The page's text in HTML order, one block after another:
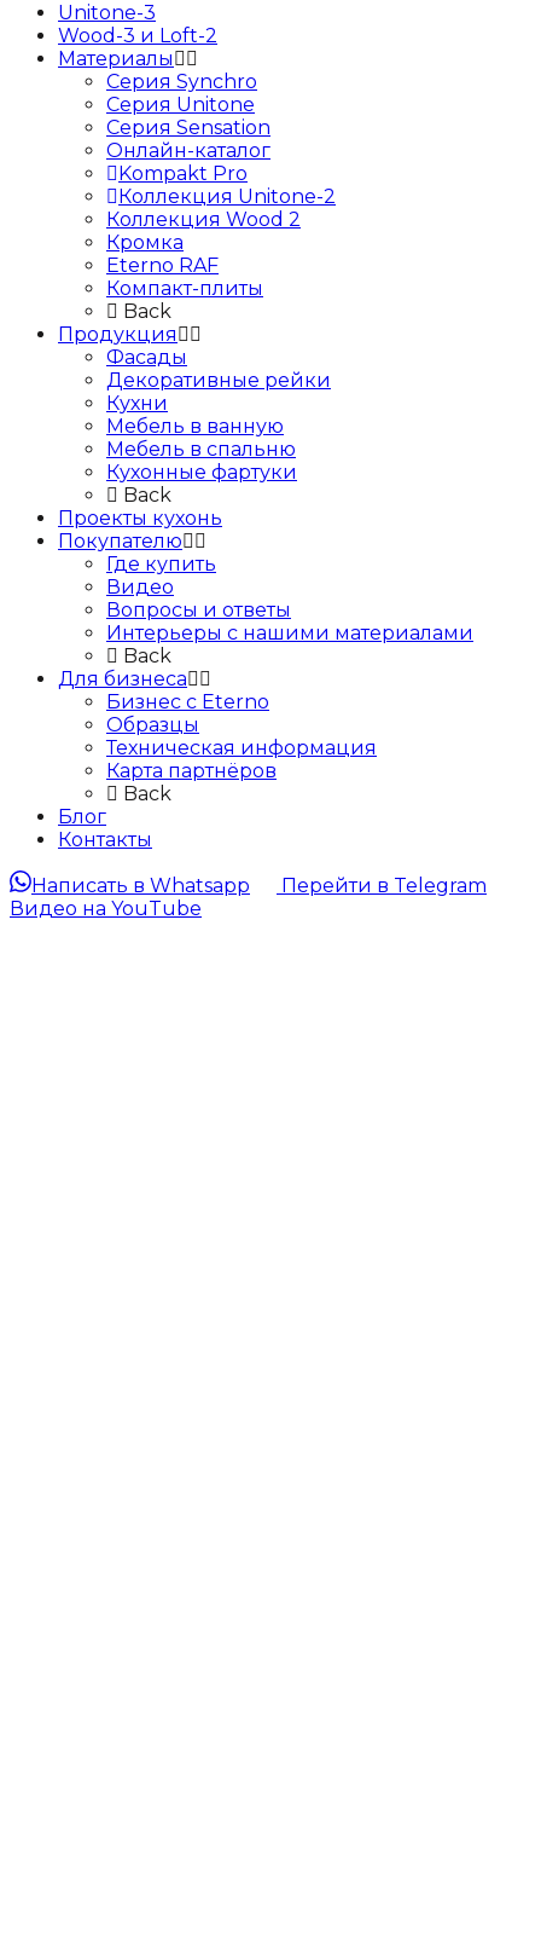
Unitone-3
Wood-3 и Loft-2
Материалы
Серия Synchro
Серия Unitone
Серия Sensation
Онлайн-каталог
Kompakt Pro
Коллекция Unitone-2
Коллекция Wood 2
Кромка
Eterno RAF
Компакт-плиты
Back
Продукция
Фасады
Декоративные рейки
Кухни
Мебель в ванную
Мебель в спальню
Кухонные фартуки
Back
Проекты кухонь
Покупателю
Где купить
Видео
Вопросы и ответы
Интерьеры с нашими материалами
Back
Для бизнеса
Бизнес с Eternо
Образцы
Техническая информация
Карта партнёров
Back
Блог
Контакты
Написать в Whatsapp
Перейти в Telegram
Видео на YouTube